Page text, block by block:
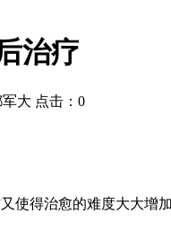
治疗
大 点击：0
得治愈的难度大大增